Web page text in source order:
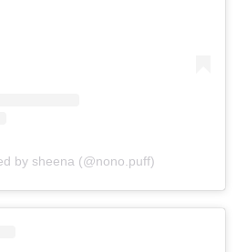
by sheena (@nono.puff)